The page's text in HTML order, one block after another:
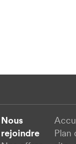
Nous
rejoindre
Plan